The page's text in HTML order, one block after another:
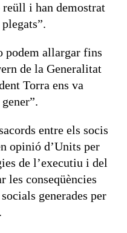
reüll i han demostrat
podem allargar fins
de la Generalitat
Torra ens va
entre els socis
opinió d’Units per
de l’executiu i del
les conseqüències
generades per